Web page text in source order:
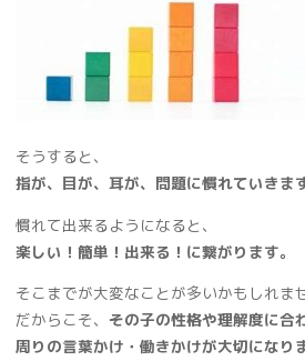
そうすると、
指が、目が、耳が、問題に慣れていきます
慣れて出来るようになると、
楽しい！簡単！出来る！に繋がります。
そこまでが大変なことが多いかもしれま
だからこそ、 その子の性格や理解度に合
周りの言葉かけ・働きかけが大切になり